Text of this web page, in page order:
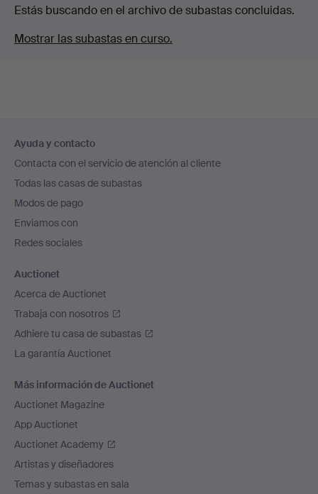
Estás buscando en el archivo de subastas concluidas.
Mostrar las subastas en curso.
en
el
pie
de
página
Ayuda y contacto
Contacta con el servicio de atención al cliente
Todas las casas de subastas
Modos de pago
Enviamos con
Redes sociales
Auctionet
Acerca de Auctionet
Trabaja con nosotros
Adhiere tu casa de subastas
La garantía Auctionet
Más información de Auctionet
Auctionet Magazine
App Auctionet
Auctionet Academy
Artistas y diseñadores
Temas y subastas en sala